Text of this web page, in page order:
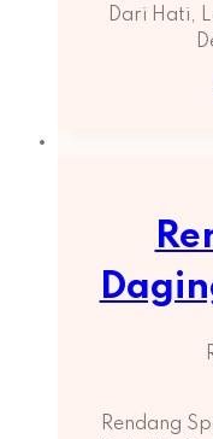
Dari Hati,
Rendang